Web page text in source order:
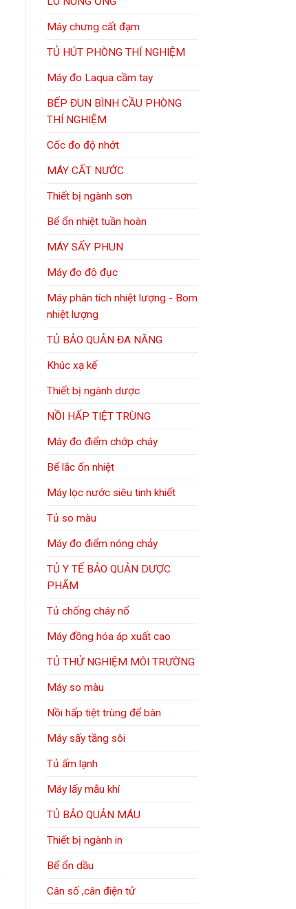
Máy chưng cất đạm
TỦ HÚT PHÒNG THÍ NGHIỆM
Máy đo Laqua cầm tay
BẾP ĐUN BÌNH CẦU PHÒNG
THÍ NGHIỆM
Cốc đo độ nhớt
MÁY CẤT NƯỚC
Thiết bị ngành sơn
Bể ổn nhiệt tuần hoàn
MÁY SẤY PHUN
Máy đo độ đục
Máy phân tích nhiệt lượng - Bom
nhiệt lượng
TỦ BẢO QUẢN ĐA NĂNG
Khúc xạ kế
Thiết bị ngành dược
NỒI HẤP TIỆT TRÙNG
Máy đo điểm chớp cháy
Bể lắc ổn nhiệt
Máy lọc nước siêu tinh khiết
Tủ so màu
Máy đo điểm nóng chảy
TỦ Y TẾ BẢO QUẢN DƯỢC
PHẨM
Tủ chống cháy nổ
Máy đồng hóa áp xuất cao
TỦ THỬ NGHIỆM MÔI TRƯỜNG
Máy so màu
Nồi hấp tiệt trùng để bàn
Máy sấy tầng sôi
Tủ ấm lạnh
Máy lấy mẫu khí
TỦ BẢO QUẢN MÁU
Thiết bị ngành in
Bể ổn dầu
Cân số ,cân điện tử